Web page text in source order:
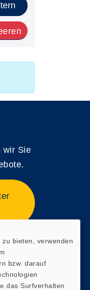
wir Sie
bieten, verwenden
bzw. darauf
das Surfverhalten